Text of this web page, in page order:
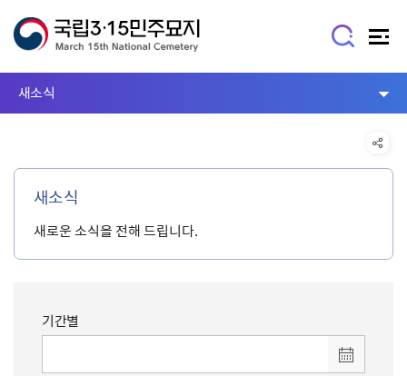
새소식
새소식
새로운 소식을 전해 드립니다.
기간별